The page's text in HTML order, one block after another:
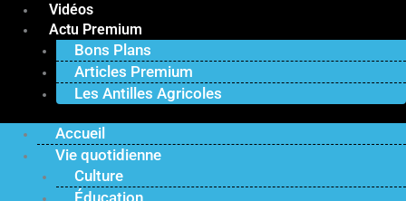
Vidéos
Actu Premium
Bons Plans
Articles Premium
Les Antilles Agricoles
Accueil
Vie quotidienne
Culture
Éducation